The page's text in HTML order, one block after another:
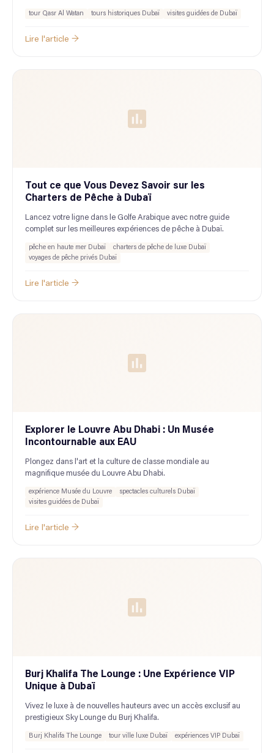
tour Qasr Al Watan tours historiques Dubaï visites guidées de Dubaï
Lire l'article →
Tout ce que Vous Devez Savoir sur les
Charters de Pêche à Dubaï
Lancez votre ligne dans le Golfe Arabique avec notre guide
complet sur les meilleures expériences de pêche à Dubaï.
pêche en haute mer Dubaï
charters de pêche de luxe Dubaï
voyages de pêche privés Dubaï
Lire l'article →
Explorer le Louvre Abu Dhabi : Un Musée
Incontournable aux EAU
Plongez dans l'art et la culture de classe mondiale au
magnifique musée du Louvre Abu Dhabi.
expérience Musée du Louvre
spectacles culturels Dubaï
visites guidées de Dubaï
Lire l'article →
Burj Khalifa The Lounge : Une Expérience VIP
Unique à Dubaï
Vivez le luxe à de nouvelles hauteurs avec un accès exclusif au
prestigieux Sky Lounge du Burj Khalifa.
Burj Khalifa The Lounge tour ville luxe Dubaï expériences VIP Dubaï